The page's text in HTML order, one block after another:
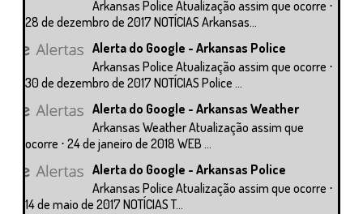
Arkansas Police Atualização assim que ocorre ⋅
28 de dezembro de 2017 NOTÍCIAS Arkansas...
Alerta do Google - Arkansas Police
Arkansas Police Atualização assim que ocorre ⋅
30 de dezembro de 2017 NOTÍCIAS Police ...
Alerta do Google - Arkansas Weather
Arkansas Weather Atualização assim que
ocorre ⋅ 24 de janeiro de 2018 WEB ...
Alerta do Google - Arkansas Police
Arkansas Police Atualização assim que ocorre ⋅
14 de maio de 2017 NOTÍCIAS T...